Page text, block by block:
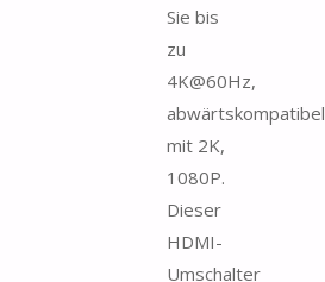
Sie bis
zu
4K@60Hz,
abwärtskompatibel
mit 2K,
1080P.
Dieser
HDMI-
Umschalter